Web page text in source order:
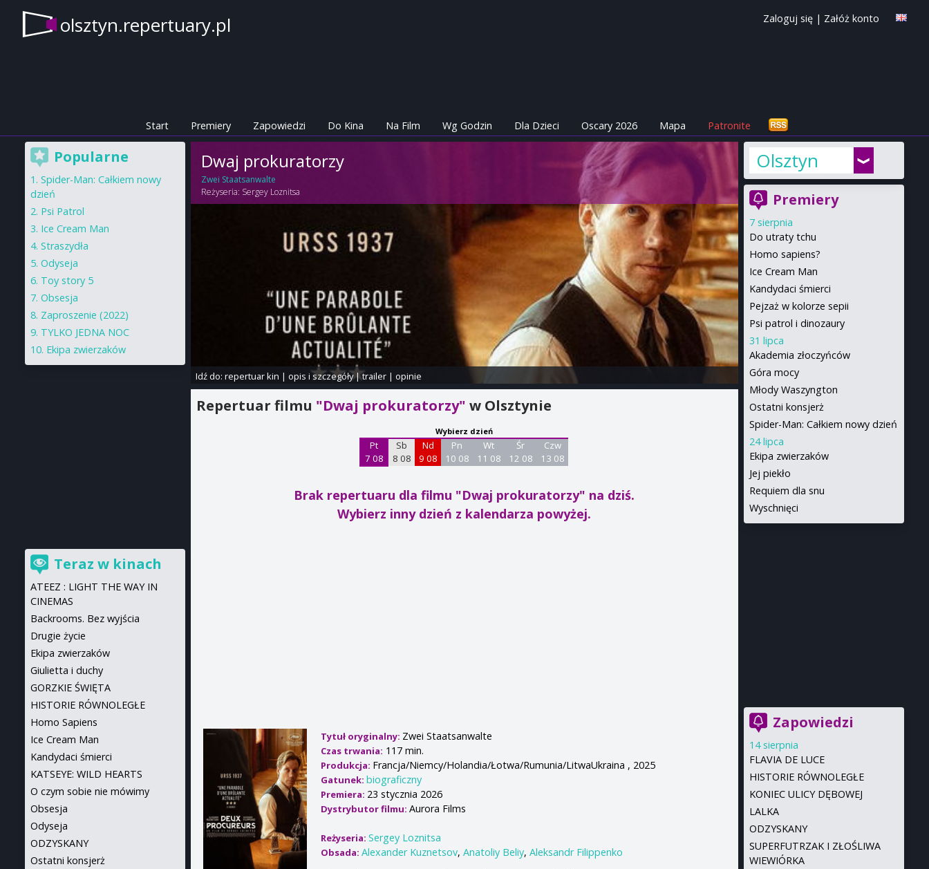
olsztyn.repertuary.pl Zaloguj się | Załóż konto
Start Premiery Zapowiedzi Do Kina Na Film Wg Godzin Dla Dzieci Oscary 2026 Mapa Patronite
Dwaj prokuratorzy
Zwei Staatsanwalte
Reżyseria: Sergey Loznitsa
Idź do: repertuar kin | opis i szczegóły|trailer| opinie
Repertuar filmu "Dwaj prokuratorzy"w Olsztynie
Wybierz dzień
Pt
7 08
Sb
8 08
Nd
9 08
Pn
10 08
Wt
11 08
Śr
12 08
Czw
13 08
Brak repertuaru dla filmu "Dwaj prokuratorzy" na dziś.
Wybierz inny dzień z kalendarza powyżej.
Tytuł oryginalny: Zwei Staatsanwalte
Czas trwania: 117 min.
Produkcja: Francja/Niemcy/Holandia/Łotwa/Rumunia/LitwaUkraina , 2025
Gatunek:biograficzny
Premiera: 23 stycznia 2026
Dystrybutor filmu:Aurora Films
Reżyseria:Sergey Loznitsa
Obsada:Alexander Kuznetsov,Anatoliy Beliy,Aleksandr Filippenko
Olsztyn
Premiery
7 sierpnia
Do utraty tchu
Homo sapiens?
Ice Cream Man
Kandydaci śmierci
Pejzaż w kolorze sepii
Psi patrol i dinozaury
31 lipca
Akademia złoczyńców
Góra mocy
Młody Waszyngton
Ostatni konsjerż
Spider-Man: Całkiem nowy dzień
24 lipca
Ekipa zwierzaków
Jej piekło
Requiem dla snu
Wyschnięci
Zapowiedzi
14 sierpnia
FLAVIA DE LUCE
HISTORIE RÓWNOLEGŁE
KONIEC ULICY DĘBOWEJ
LALKA
ODZYSKANY
SUPERFUTRZAK I ZŁOŚLIWA
WIEWIÓRKA
Popularne
Spider-Man: Całkiem nowy
dzień
Psi Patrol
Ice Cream Man
Straszydła
Odyseja
Toy story 5
Obsesja
Zaproszenie (2022)
TYLKO JEDNA NOC
Ekipa zwierzaków
Teraz w kinach
ATEEZ : LIGHT THE WAY IN
CINEMAS
Backrooms. Bez wyjścia
Drugie życie
Ekipa zwierzaków
Giulietta i duchy
GORZKIE ŚWIĘTA
HISTORIE RÓWNOLEGŁE
Homo Sapiens
Ice Cream Man
Kandydaci śmierci
KATSEYE: WILD HEARTS
O czym sobie nie mówimy
Obsesja
Odyseja
ODZYSKANY
Ostatni konsjerż